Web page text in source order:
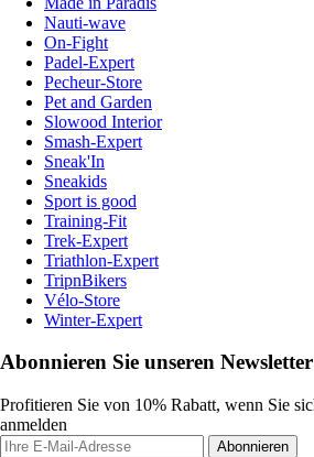
Nauti-wave
On-Fight
Padel-Expert
Pecheur-Store
Pet and Garden
Slowood Interior
Smash-Expert
Sneak'In
Sneakids
Sport is good
Training-Fit
Trek-Expert
Triathlon-Expert
TripnBikers
Vélo-Store
Winter-Expert
Abonnieren Sie unseren Newsletter
Profitieren Sie von 10% Rabatt, wenn Sie
anmelden
Abonnieren